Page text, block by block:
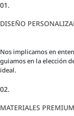
01.
DISEÑO
Nos implicamos en
guiamos en la elección
ideal.
02.
MATERIALES PREMIUM